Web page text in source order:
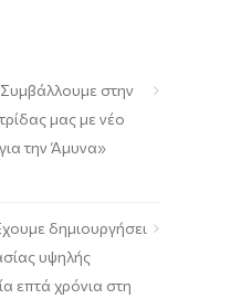
στην
μας με νέο
την Άμυνα»
δημιουργήσει
υψηλής
επτά χρόνια στη